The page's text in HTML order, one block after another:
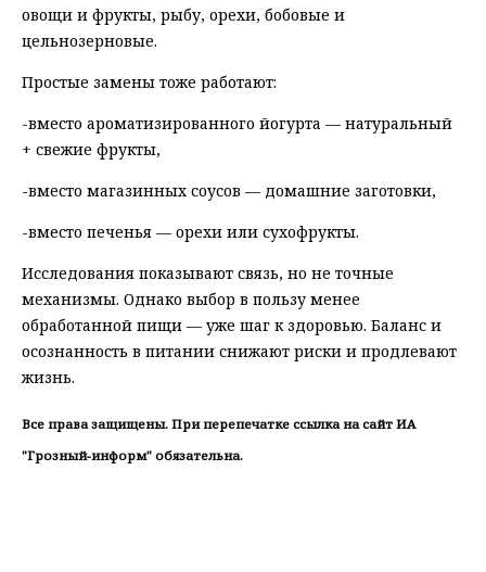
овощи и фрукты, рыбу, орехи, бобовые и
цельнозерновые.
Простые замены тоже работают:
-вместо ароматизированного йогурта — натуральный
+ свежие фрукты,
-вместо магазинных соусов — домашние заготовки,
-вместо печенья — орехи или сухофрукты.
Исследования показывают связь, но не точные
механизмы. Однако выбор в пользу менее
обработанной пищи — уже шаг к здоровью. Баланс и
осознанность в питании снижают риски и продлевают
жизнь.
Все права защищены. При перепечатке ссылка на сайт ИА
"Грозный-информ" обязательна.